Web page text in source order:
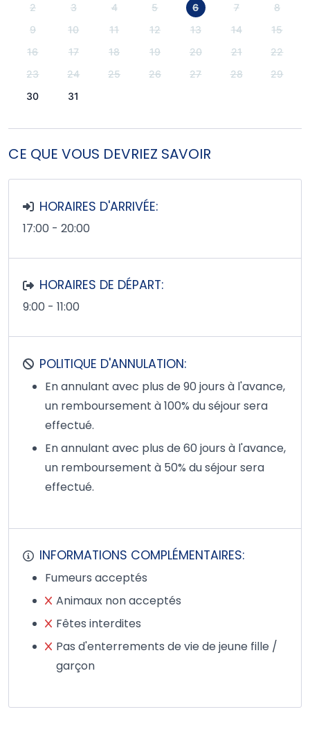
2 3 4 5 6 7
8
9
10 11 12 13 14
15
16
17 18 19 20 21
22
23
24 25 26 27 28
29
30
31
CE QUE VOUS DEVRIEZ SAVOIR
HORAIRES D'ARRIVÉE:
17:00 - 20:00
HORAIRES DE DÉPART:
9:00 - 11:00
POLITIQUE D'ANNULATION:
En annulant avec plus de 90 jours à l'avance,
un remboursement à 100% du séjour sera
effectué.
En annulant avec plus de 60 jours à l'avance,
un remboursement à 50% du séjour sera
effectué.
INFORMATIONS COMPLÉMENTAIRES:
Fumeurs acceptés
Animaux non acceptés
Fêtes interdites
Pas d'enterrements de vie de jeune fille /
garçon